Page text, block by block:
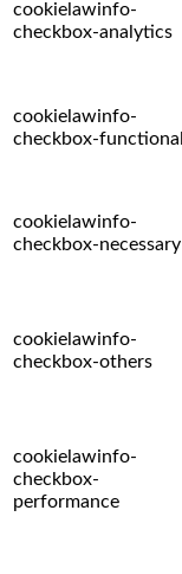
cookielawinfo-
checkbox-analytics
cookielawinfo-
checkbox-functional
cookielawinfo-
checkbox-necessary
cookielawinfo-
checkbox-others
cookielawinfo-
checkbox-
performance